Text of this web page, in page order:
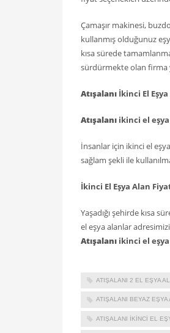
Çamaşır makinesi,
kullanmış olduğunuz
kısa sürede
sürdürmekte olan firma
Atışalanı İkinci El
Atışalanı ikinci el
İnsanlar için ikinci el
sağlam şekli ile
İkinci El Eşya Alan
Yaşadığı şehirde kısa
el eşya alanlar
Atışalanı ikinci el
ATIŞALANI 2 EL EŞYA
ATIŞALANI BEYAZ EŞYA
ATIŞALANI IKINCI EL